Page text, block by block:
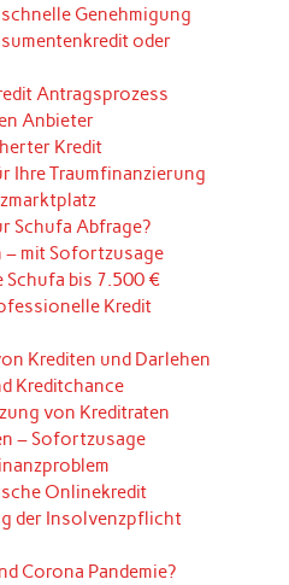
Genehmigung
oder
Antragsprozess
Anbieter
Kredit
Ihre Traumfinanzierung
Schufa Abfrage?
– mit Sofortzusage
Schufa bis 7.500 €
Kredit
Krediten und Darlehen
Kreditchance
von Kreditraten
– Sofortzusage
Onlinekredit
der Insolvenzpflicht
Corona Pandemie?